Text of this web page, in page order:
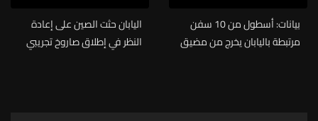
بيانات: أسطول من 10 سفن
مرتبطة باليابان يخرج من مضيق
اليابان حثت الصين على إعادة
النظر في إطلاق صاروخ تجريبي